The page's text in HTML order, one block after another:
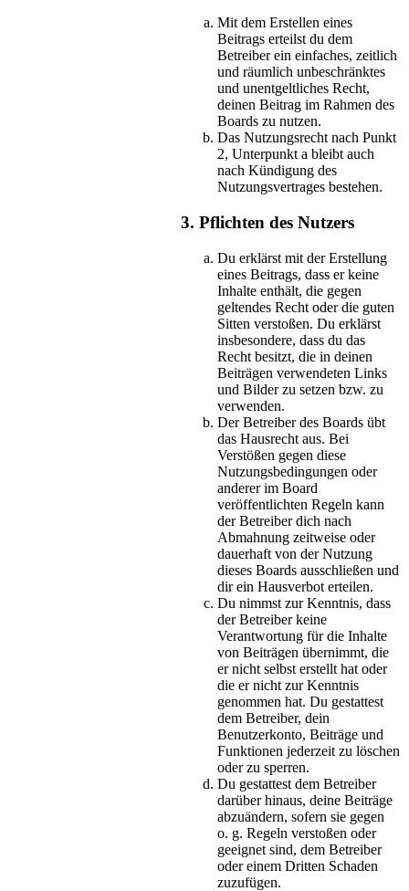
Mit dem Erstellen eines
Beitrags erteilst du dem
Betreiber ein einfaches, zeitlich
und räumlich unbeschränktes
und unentgeltliches Recht,
deinen Beitrag im Rahmen des
Boards zu nutzen.
Das Nutzungsrecht nach Punkt
2, Unterpunkt a bleibt auch
nach Kündigung des
Nutzungsvertrages bestehen.
3. Pflichten des Nutzers
Du erklärst mit der Erstellung
eines Beitrags, dass er keine
Inhalte enthält, die gegen
geltendes Recht oder die guten
Sitten verstoßen. Du erklärst
insbesondere, dass du das
Recht besitzt, die in deinen
Beiträgen verwendeten Links
und Bilder zu setzen bzw. zu
verwenden.
Der Betreiber des Boards übt
das Hausrecht aus. Bei
Verstößen gegen diese
Nutzungsbedingungen oder
anderer im Board
veröffentlichten Regeln kann
der Betreiber dich nach
Abmahnung zeitweise oder
dauerhaft von der Nutzung
dieses Boards ausschließen und
dir ein Hausverbot erteilen.
Du nimmst zur Kenntnis, dass
der Betreiber keine
Verantwortung für die Inhalte
von Beiträgen übernimmt, die
er nicht selbst erstellt hat oder
die er nicht zur Kenntnis
genommen hat. Du gestattest
dem Betreiber, dein
Benutzerkonto, Beiträge und
Funktionen jederzeit zu löschen
oder zu sperren.
Du gestattest dem Betreiber
darüber hinaus, deine Beiträge
abzuändern, sofern sie gegen
o. g. Regeln verstoßen oder
geeignet sind, dem Betreiber
oder einem Dritten Schaden
zuzufügen.